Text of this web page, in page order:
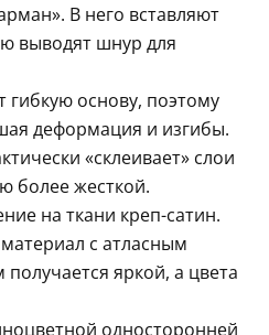
В него вставляют
выводят шнур для
основу, поэтому
деформация и изгибы.
«склеивает» слои
более жесткой.
на ткани креп-сатин.
с атласным
яркой, а цвета
односторонней